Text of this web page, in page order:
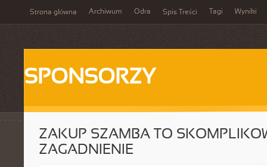
Strona główna Archiwum Odra Spis Treści Tagi Wyniki
SPONSORZY
ZAKUP SZAMBA TO
ZAGADNIENIE